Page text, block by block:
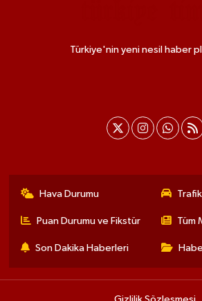
Türkiye'nin yeni nesil haber
Hava Durumu
Puan Durumu ve Fikstür Tüm
Son Dakika Haberleri